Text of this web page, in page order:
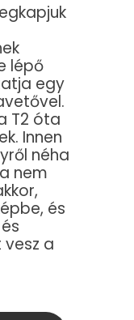
lépő
egy
T2 óta
Innen
néha
nem
és
a